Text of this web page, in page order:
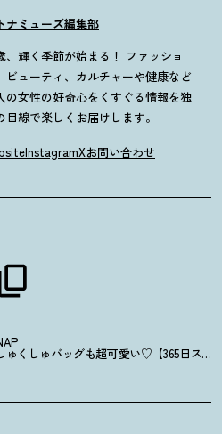
ナミューズ編集部
、輝く季節が始まる！ ファッショ
ビューティ、カルチャーや健康など
の女性の好奇心をくすぐる情報を独
目線で楽しくお届けします。
InstagramXお問い合わせ
ゅくしゅバッグも超可愛い♡【365日スナ